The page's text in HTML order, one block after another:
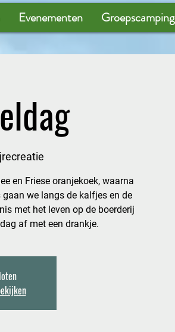
Evenementen Groepscamping
en Friese oranjekoek, waarna
we langs de kalfjes en de
met het leven op de boerderij
af met een drankje.